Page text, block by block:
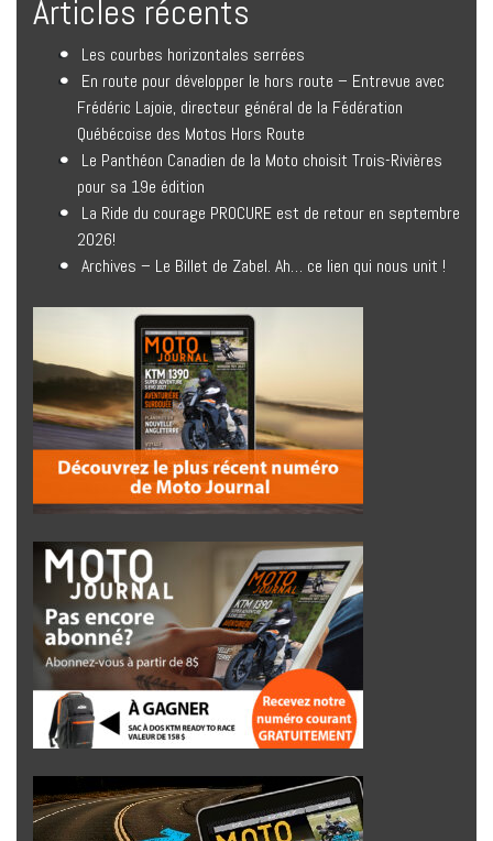
Articles récents
Les courbes horizontales serrées
En route pour développer le hors route – Entrevue avec
Frédéric Lajoie, directeur général de la Fédération
Québécoise des Motos Hors Route
Le Panthéon Canadien de la Moto choisit Trois-Rivières
pour sa 19e édition
La Ride du courage PROCURE est de retour en septembre
2026!
Archives – Le Billet de Zabel. Ah… ce lien qui nous unit !